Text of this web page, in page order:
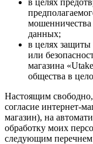
данных;
в целях защиты
или
магазина
общества в
Настоящим
согласие интернет-
магазин), на
обработку моих
следующим